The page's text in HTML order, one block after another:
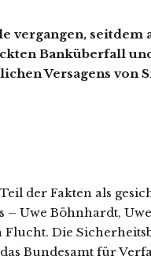
vergangen, seitdem
Banküberfall
Versagens von
der Fakten als
– Uwe Böhnhardt,
Die
Bundesamt für